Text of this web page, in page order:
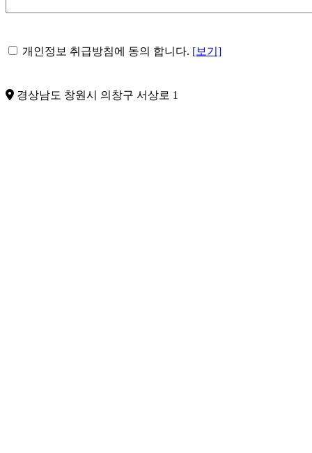
개
보
개인정보 취급방침에 동의 합니다. [보기]
경상남도 창원시 의창구 서상로 1